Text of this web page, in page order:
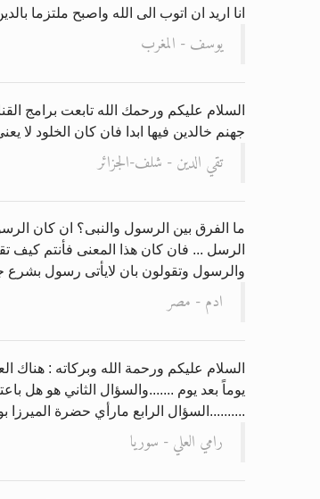
انا اريد ان اتوب الى الله واصبح ملتزما
يوسف - المغرب
السلام عليكم ورحمك الله تابعت برامج
جهنم خالدين فيها ابدا فان كان الخلود لا
تقي الدين - شلف-الجزائر
ما الفرق بين الرسول والنبى؟ ان كان
الرسل ... فان كان هذا المعنى فأنتم كيف
والرسول وتقولون بان لايأتى رسول بشرع
ادم - مصر
السلام عليكم ورحمة الله وبركاته : هناك
يوماً بعد يوم .......والسؤال الثاني هو هل
..........السؤال الرابع مارأي حضرة الميرزا
رامي العلي - سوريا